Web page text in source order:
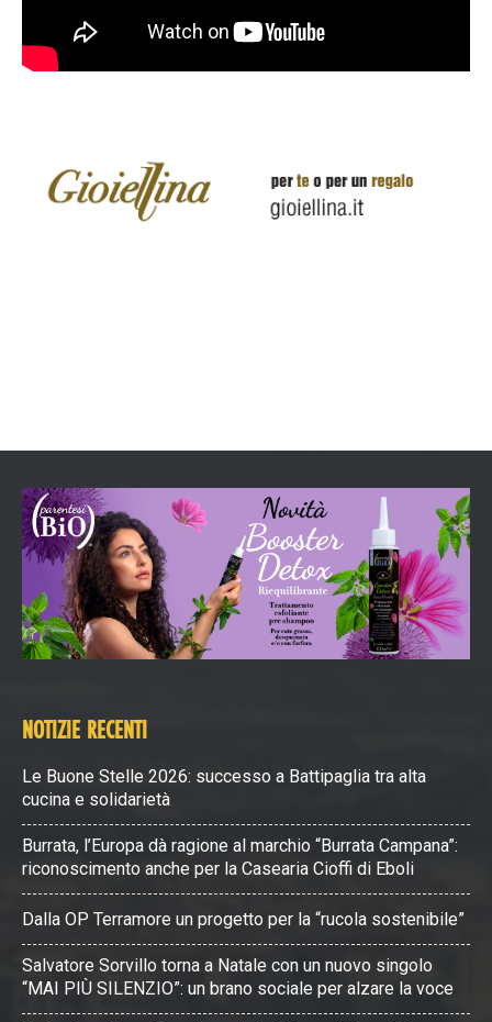
NOTIZIE RECENTI
Le Buone Stelle 2026: successo a Battipaglia tra alta
cucina e solidarietà
Burrata, l’Europa dà ragione al marchio “Burrata Campana”:
riconoscimento anche per la Casearia Cioffi di Eboli
Dalla OP Terramore un progetto per la “rucola sostenibile”
Salvatore Sorvillo torna a Natale con un nuovo singolo
“MAI PIÙ SILENZIO”: un brano sociale per alzare la voce